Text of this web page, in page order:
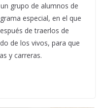
grupo de alumnos de
especial, en el que
de traerlos de
de los vivos, para que
y carreras.